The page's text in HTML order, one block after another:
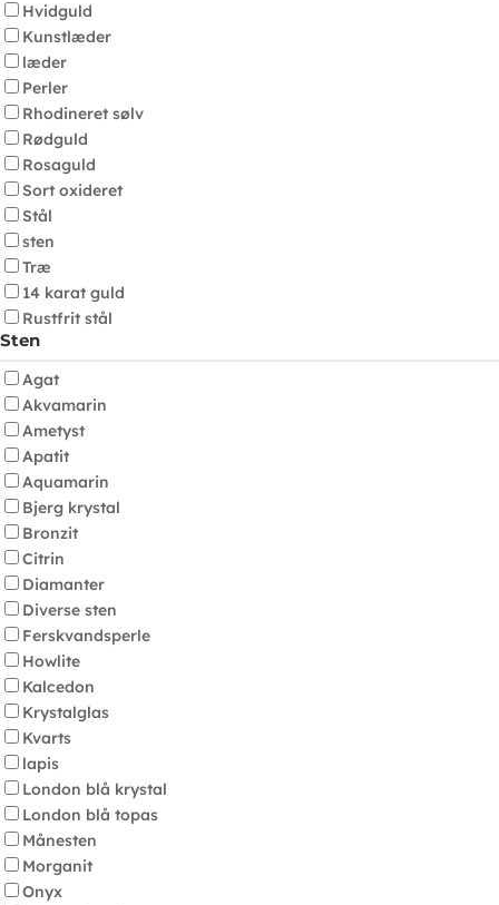
Hvidguld
Kunstlæder
læder
Perler
Rhodineret sølv
Rødguld
Rosaguld
Sort oxideret
Stål
sten
Træ
14 karat guld
Rustfrit stål
Sten
Agat
Akvamarin
Ametyst
Apatit
Aquamarin
Bjerg krystal
Bronzit
Citrin
Diamanter
Diverse sten
Ferskvandsperle
Howlite
Kalcedon
Krystalglas
Kvarts
lapis
London blå krystal
London blå topas
Månesten
Morganit
Onyx